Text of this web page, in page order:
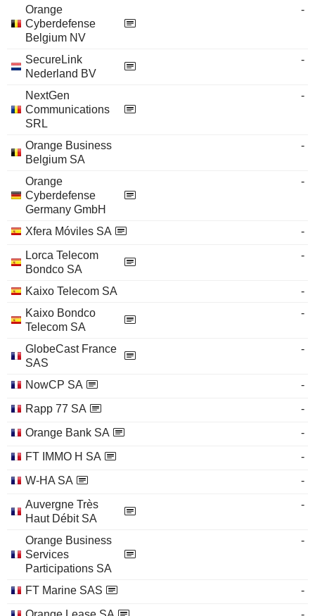
Orange
Cyberdefense
Belgium NV
-
SecureLink
Nederland BV
-
NextGen
Communications
SRL
-
Orange Business
Belgium SA
-
Orange
Cyberdefense
Germany GmbH
-
Xfera Móviles SA
-
Lorca Telecom
Bondco SA
-
Kaixo Telecom SA
-
Kaixo Bondco
Telecom SA
-
GlobeCast France
SAS
-
NowCP SA
-
Rapp 77 SA
-
Orange Bank SA
-
FT IMMO H SA
-
W-HA SA
-
Auvergne Très
Haut Débit SA
-
Orange Business
Services
Participations SA
-
FT Marine SAS
-